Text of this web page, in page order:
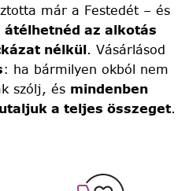
már a Festedét – és
átélhetnéd az alkotás
nélkül. Vásárlásod
: ha bármilyen okból nem
szólj, és mindenben
a teljes összeget.